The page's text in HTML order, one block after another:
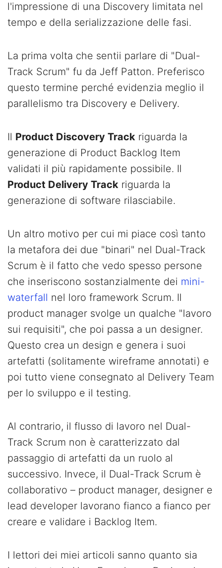
l'impressione di una Discovery limitata nel
tempo e della serializzazione delle fasi.
La prima volta che sentii parlare di "Dual-
Track Scrum" fu da Jeff Patton. Preferisco
questo termine perché evidenzia meglio il
parallelismo tra Discovery e Delivery.
Il Product Discovery Track riguarda la
generazione di Product Backlog Item
validati il più rapidamente possibile. Il
Product Delivery Track riguarda la
generazione di software rilasciabile.
Un altro motivo per cui mi piace così tanto
la metafora dei due "binari" nel Dual-Track
Scrum è il fatto che vedo spesso persone
che inseriscono sostanzialmente dei mini-
waterfall nel loro framework Scrum. Il
product manager svolge un qualche "lavoro
sui requisiti", che poi passa a un designer.
Questo crea un design e genera i suoi
artefatti (solitamente wireframe annotati) e
poi tutto viene consegnato al Delivery Team
per lo sviluppo e il testing.
Al contrario, il flusso di lavoro nel Dual-
Track Scrum non è caratterizzato dal
passaggio di artefatti da un ruolo al
successivo. Invece, il Dual-Track Scrum è
collaborativo – product manager, designer e
lead developer lavorano fianco a fianco per
creare e validare i Backlog Item.
I lettori dei miei articoli sanno quanto sia